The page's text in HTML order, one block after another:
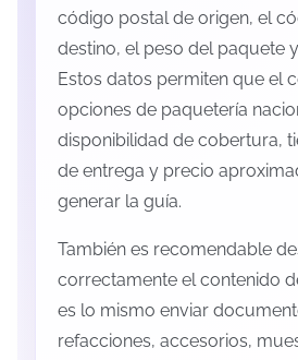
código postal de origen, el
destino, el peso del paquete
Estos datos permiten que el
opciones de paquetería
disponibilidad de cobertura,
de entrega y precio
generar la guía.
También es recomendable
correctamente el contenido
es lo mismo enviar
refacciones, accesorios,